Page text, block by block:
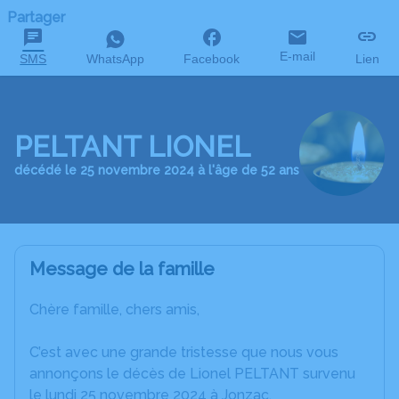
Partager
SMS WhatsApp Facebook E-mail Lien
PELTANT LIONEL
décédé le 25 novembre 2024 à l'âge de 52 ans
Message de la famille
Chère famille, chers amis,
C’est avec une grande tristesse que nous vous
annonçons le décès de Lionel PELTANT survenu
le lundi 25 novembre 2024 à Jonzac.